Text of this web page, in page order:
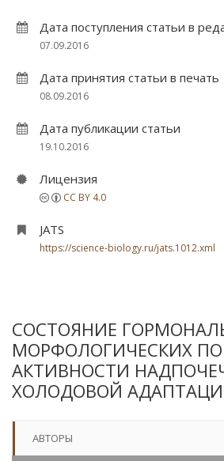
Дата поступления статьи в
07.09.2016
Дата принятия статьи в печать
08.09.2016
Дата публикации статьи
19.10.2016
Лицензия
CC BY 4.0
JATS
https://science-biology.ru/jats.1012.xml
СОСТОЯНИЕ
МОРФОЛОГИЧЕСКИХ
АКТИВНОСТИ
ХОЛОДОВОЙ
АВТОРЫ